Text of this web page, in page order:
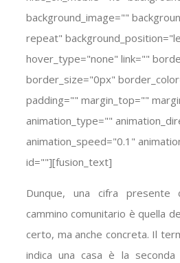
background_image=""
repeat"
hover_type="none" link=""
border_size="0px"
padding="" margin_top=""
animation_type=""
animation_speed="0.1"
id=""][fusion_text]
Dunque, una cifra presente
cammino comunitario è quella
certo, ma anche concreta. Il
indica una casa è la